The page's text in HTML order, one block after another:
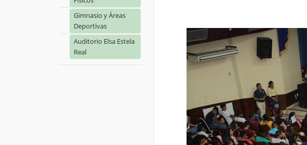
Gimnasio y Áreas
Deportivas
Auditorio Elsa Estela
Real